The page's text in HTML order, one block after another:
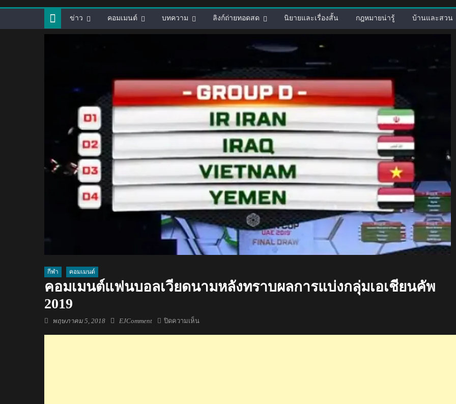
ข่าว คอมเมนต์ บทความ ลิงก์ถ่ายทอดสด นิยายและเรื่องสั้น กฎหมายน่ารู้ บ้านและสวน
กีฬา คอมเมนต์
คอมเมนต์แฟนบอลเวียดนามหลังทราบผลการแบ่งกลุ่มเอเชียนคัพ
2019
Posted
พฤษภาคม 5, 2018 Author
EJComment ปิดความเห็น